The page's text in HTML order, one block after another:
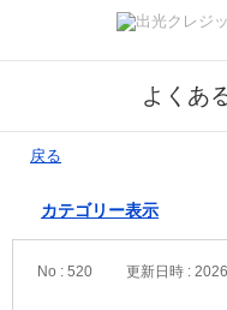
よくあ
戻る
カテゴリー表示
No : 520 更新日時 :